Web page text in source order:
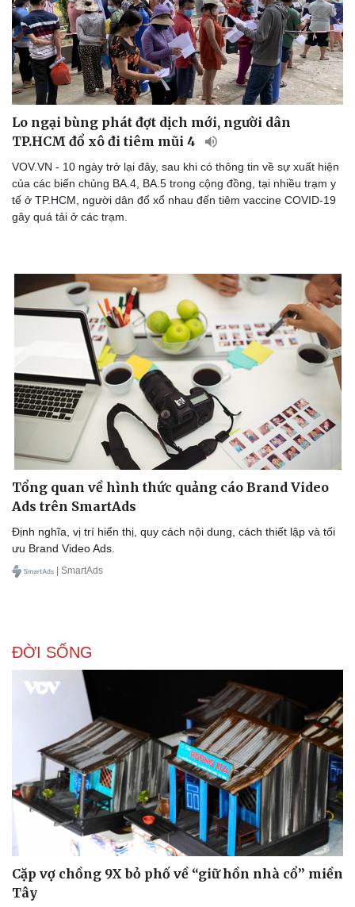
Sân khấu - Điện ảnh
Văn học
Âm nhạc
Di sản
Giải trí
Nghệ sĩ
Thời trang
Sao Việt
Lo ngại bùng phát đợt dịch mới, người dân
TP.HCM đổ xô đi tiêm mũi 4
VOV.VN - 10 ngày trở lại đây, sau khi có thông tin về sự xuất hiện
của các biến chủng BA.4, BA.5 trong cộng đồng, tại nhiều trạm y
tế ở TP.HCM, người dân đổ xổ nhau đến tiêm vaccine COVID-19
gây quá tải ở các trạm.
Tổng quan về hình thức quảng cáo Brand Video
Ads trên SmartAds
Định nghĩa, vị trí hiển thị, quy cách nội dung, cách thiết lập và tối
ưu Brand Video Ads.
| SmartAds
ĐỜI SỐNG
Cặp vợ chồng 9X bỏ phố về “giữ hồn nhà cổ” miền
Tây